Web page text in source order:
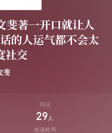
斐著一开口就让人
的人运气都不会太
社交
斐
阅读
29 人
在读此书